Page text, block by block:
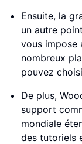
Ensuite, la
un autre
vous impose
nombreux
pouvez
De plus,
support
mondiale
des tutoriels